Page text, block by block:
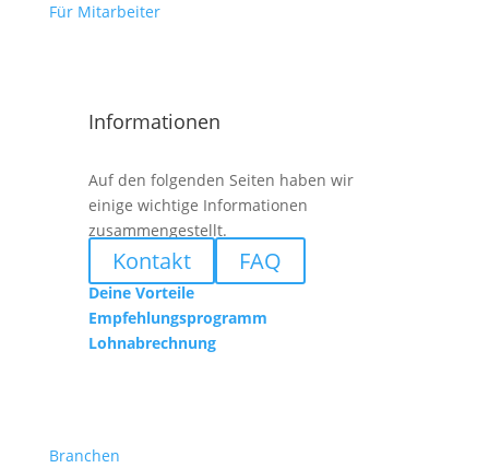
Für Mitarbeiter
Informationen
Auf den folgenden Seiten haben wir
einige wichtige Informationen
zusammengestellt.
Kontakt FAQ
Deine Vorteile
Empfehlungsprogramm
Lohnabrechnung
Branchen